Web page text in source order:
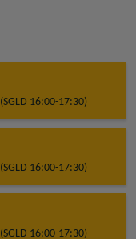
(SGLD 16:00-17:30)
(SGLD 16:00-17:30)
(SGLD 16:00-17:30)